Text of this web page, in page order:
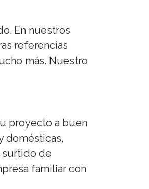
En nuestros
referencias
más. Nuestro
proyecto a buen
domésticas,
surtido de
familiar con